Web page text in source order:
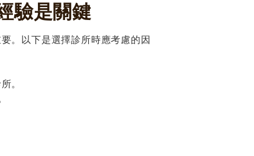
驗是關鍵
。以下是選擇診所時應考慮的因
。